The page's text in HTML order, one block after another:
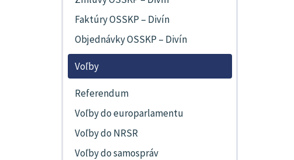
Faktúry OSSKP – Divín
Objednávky OSSKP – Divín
Voľby
Referendum
Voľby do europarlamentu
Voľby do NRSR
Voľby do samospráv